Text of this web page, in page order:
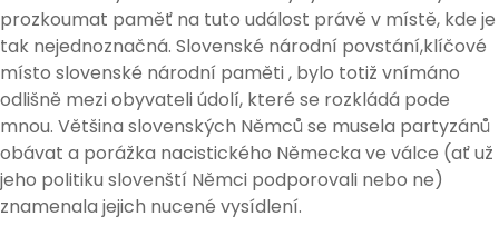
prozkoumat paměť na tuto událost právě v místě, kde je
tak nejednoznačná. Slovenské národní povstání,klíčové
místo slovenské národní paměti , bylo totiž vnímáno
odlišně mezi obyvateli údolí, které se rozkládá pode
mnou. Většina slovenských Němců se musela partyzánů
obávat a porážka nacistického Německa ve válce (ať už
jeho politiku slovenští Němci podporovali nebo ne)
znamenala jejich nucené vysídlení.